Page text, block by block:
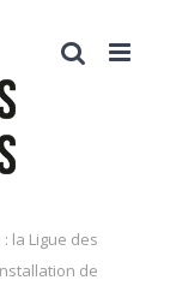
la Ligue des
de